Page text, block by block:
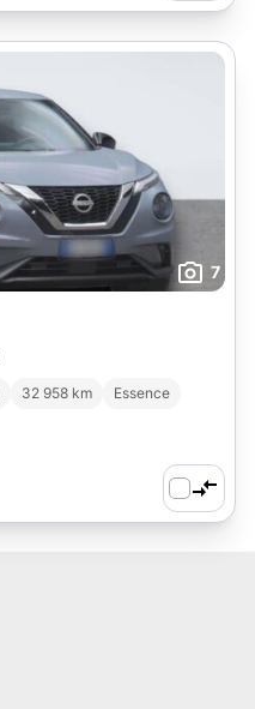
7
32 958 km
Essence